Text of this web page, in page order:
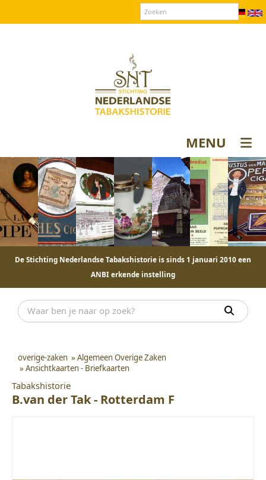
MENU
De Stichting Nederlandse Tabakshistorie is sinds 1 januari 2010 een
ANBI erkende instelling
overige-zaken » Algemeen Overige Zaken
» Ansichtkaarten - Briefkaarten
Tabakshistorie
B.van der Tak - Rotterdam F